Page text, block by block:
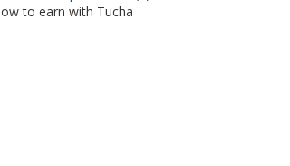
to earn with Tucha